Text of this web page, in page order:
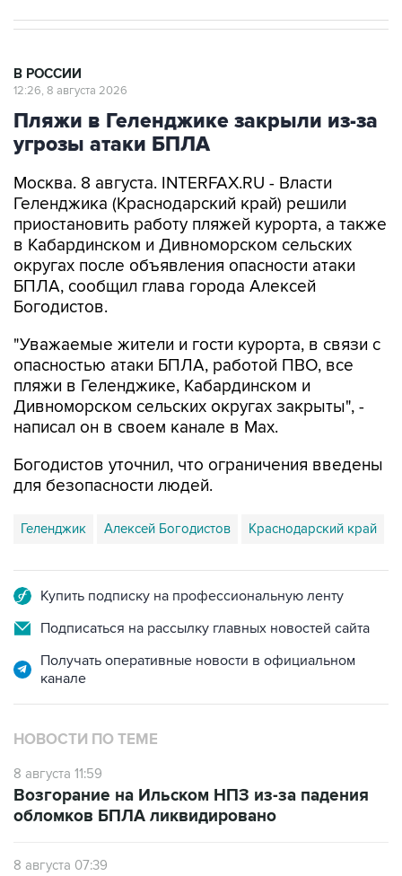
В РОССИИ
12:26, 8 августа 2026
Пляжи в Геленджике закрыли из-за
угрозы атаки БПЛА
Москва. 8 августа. INTERFAX.RU - Власти
Геленджика (Краснодарский край) решили
приостановить работу пляжей курорта, а также
в Кабардинском и Дивноморском сельских
округах после объявления опасности атаки
БПЛА, сообщил глава города Алексей
Богодистов.
"Уважаемые жители и гости курорта, в связи с
опасностью атаки БПЛА, работой ПВО, все
пляжи в Геленджике, Кабардинском и
Дивноморском сельских округах закрыты", -
написал он в своем канале в Max.
Богодистов уточнил, что ограничения введены
для безопасности людей.
Геленджик Алексей Богодистов Краснодарский край
Купить подписку на профессиональную ленту
Подписаться на рассылку главных новостей сайта
Получать оперативные новости в официальном
канале
НОВОСТИ ПО ТЕМЕ
8 августа 11:59
Возгорание на Ильском НПЗ из-за падения
обломков БПЛА ликвидировано
8 августа 07:39